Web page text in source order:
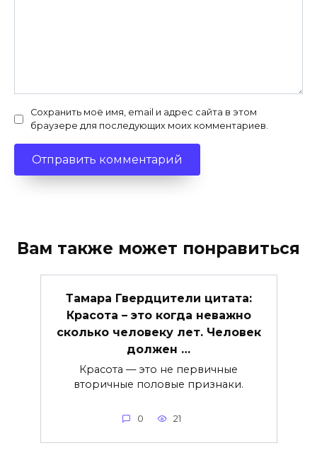
Сохранить моё имя, email и адрес сайта в этом
браузере для последующих моих комментариев.
Вам также может понравиться
Тамара Гвердцители цитата:
Красота – это когда неважно
сколько человеку лет. Человек
должен …
Красота — это не первичные
вторичные половые признаки.
0 21